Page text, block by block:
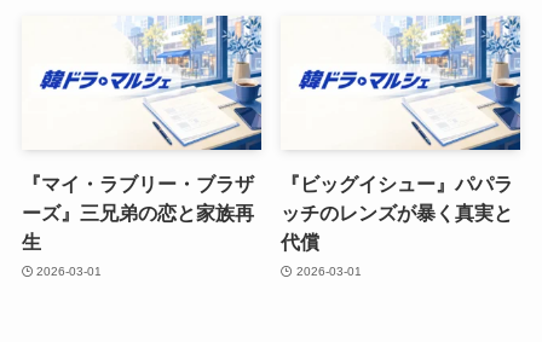
『マイ・ラブリー・ブラザ
ーズ』三兄弟の恋と家族再
生
2026-03-01
『ビッグイシュー』パパラ
ッチのレンズが暴く真実と
代償
2026-03-01